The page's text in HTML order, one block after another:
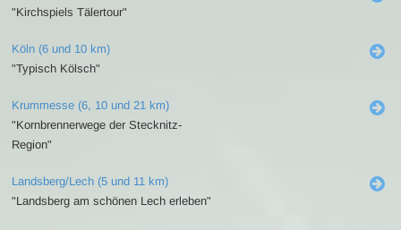
"Kirchspiels Tälertour"
Köln (6 und 10 km)
"Typisch Kölsch"
Krummesse (6, 10 und 21 km)
"Kornbrennerwege der Stecknitz-
Region"
Landsberg/Lech (5 und 11 km)
"Landsberg am schönen Lech erleben"